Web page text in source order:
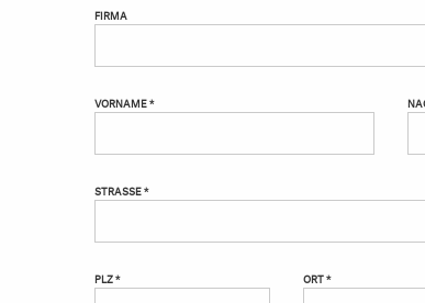
FIRMA
VORNAME *
STRASSE *
PLZ * ORT *